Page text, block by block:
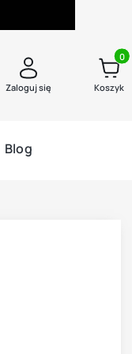
Zaloguj się Koszyk
Blog